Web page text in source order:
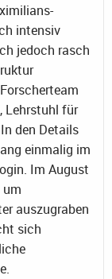
intensiv
jedoch rasch
Lehrstuhl für
den Details
einmalig im
Im August
um
auszugraben
sich